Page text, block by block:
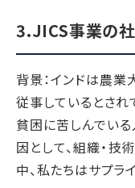
3.JICS事業の
背景：インドは農
従事しているとされ
貧困に苦しんでい
因として、組織・
中、私たちはサプラ